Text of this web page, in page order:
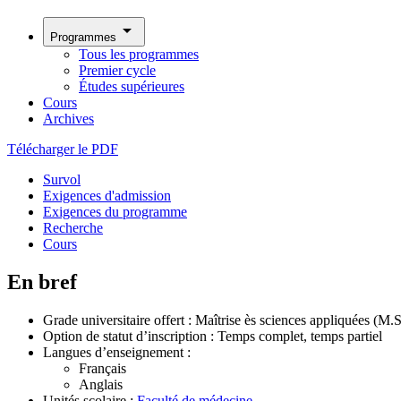
Programmes arrow_drop_down
Tous les programmes
Premier cycle
Études supérieures
Cours
Archives
Télécharger le PDF
Survol
Exigences d'admission
Exigences du programme
Recherche
Cours
En bref
Grade universitaire offert : Maîtrise ès sciences appliquées
Option de statut d’inscription : Temps complet, temps partiel
Langues d’enseignement :
Français
Anglais